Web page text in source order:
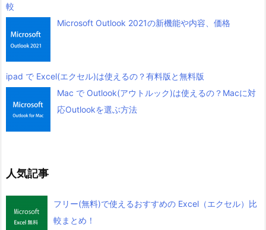
較
Microsoft Outlook 2021の新機能や内容、価格
ipad で Excel(エクセル)は使えるの？有料版と無料版
Mac で Outlook(アウトルック)は使えるの？Macに対
応Outlookを選ぶ方法
人気記事
フリー(無料)で使えるおすすめの Excel（エクセル）比
較まとめ！